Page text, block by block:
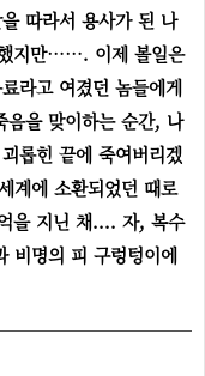
따라서 용사가 된 나
지만……. 이제 볼일은
라고 여겼던 놈들에게
음을 맞이하는 순간, 나
롭힌 끝에 죽여버리겠
계에 소환되었던 때로
을 지닌 채.... 자, 복수
비명의 피 구렁텅이에